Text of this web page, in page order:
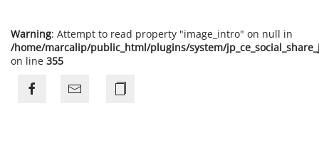
Warning: Attempt to read property "image_intro" on null in
/home/marcalip/public_html/plugins/system/
on line 355